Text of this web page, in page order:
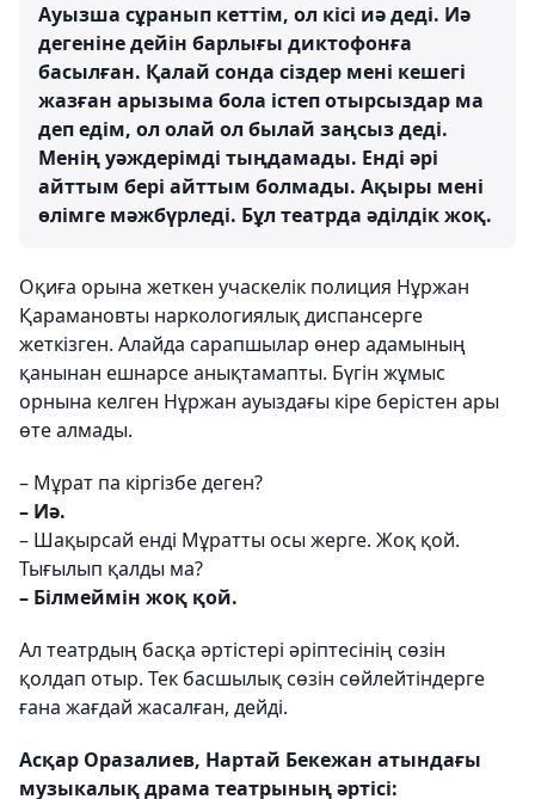
Ауызша сұранып кеттім, ол кісі иә деді. Иә
дегеніне дейін барлығы диктофонға
басылған. Қалай сонда сіздер мені кешегі
жазған арызыма бола істеп отырсыздар ма
деп едім, ол олай ол былай заңсыз деді.
Менің уәждерімді тыңдамады. Енді әрі
айттым бері айттым болмады. Ақыры мені
өлімге мәжбүрледі. Бұл театрда әділдік жоқ.
Оқиға орына жеткен учаскелік полиция Нұржан
Қарамановты наркологиялық диспансерге
жеткізген. Алайда сарапшылар өнер адамының
қанынан ешнарсе анықтамапты. Бүгін жұмыс
орнына келген Нұржан ауыздағы кіре берістен ары
өте алмады.
– Мұрат па кіргізбе деген?
– Иә.
– Шақырсай енді Мұратты осы жерге. Жоқ қой.
Тығылып қалды ма?
– Білмеймін жоқ қой.
Ал театрдың басқа әртістері әріптесінің сөзін
қолдап отыр. Тек басшылық сөзін сөйлейтіндерге
ғана жағдай жасалған, дейді.
Асқар Оразалиев, Нартай Бекежан атындағы
музыкалық драма театрының әртісі: